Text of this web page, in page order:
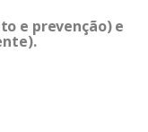
e prevenção) e